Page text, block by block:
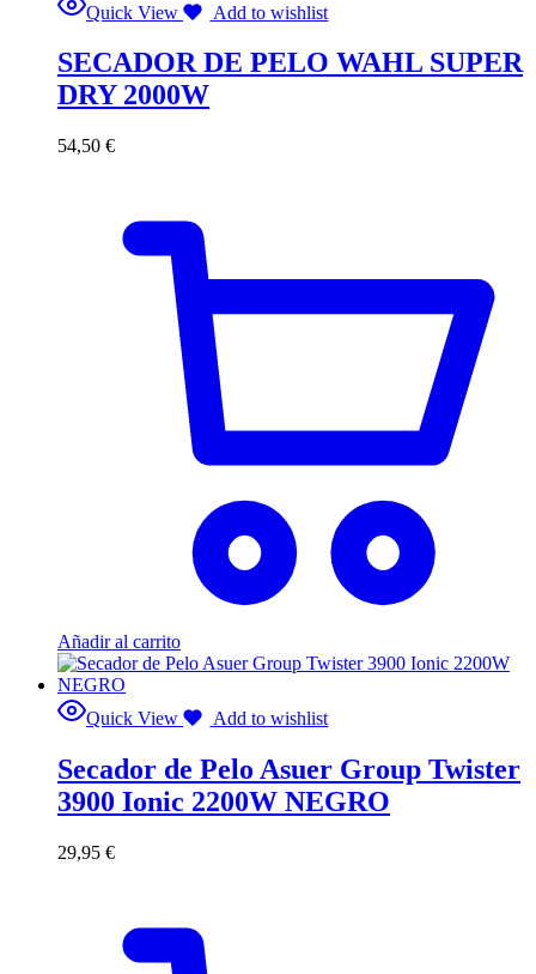
Quick View Add to wishlist
SECADOR DE PELO WAHL SUPER
DRY 2000W
54,50 €
Añadir al carrito
Quick View Add to wishlist
Secador de Pelo Asuer Group Twister
3900 Ionic 2200W NEGRO
29,95 €